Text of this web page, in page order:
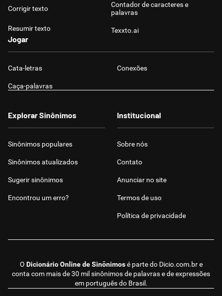
Corrigir texto
Resumir texto
Contador de caracteres e
palavras
Texxto.ai
Jogar
Cata-letras Conexões
Caça-palavras
O Dicionário Online de Sinônimosé parte do Dicio.com.bre
conta com mais de 30 mil sinônimos de palavras e de expressões
em português do Brasil.
Explorar Sinônimos
Sinônimos populares
Sinônimos atualizados
Sugerir sinônimos
Encontrou um erro?
Institucional
Sobre nós
Contato
Anunciar no site
Termos de uso
Política de privacidade